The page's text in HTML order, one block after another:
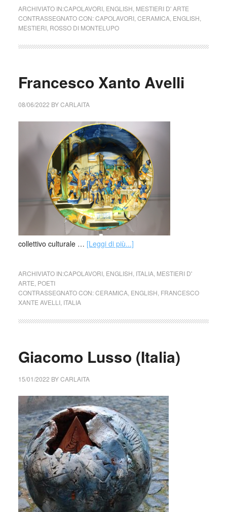
ARCHIVIATO IN:CAPOLAVORI, ENGLISH MESTIERI D' ARTE
CONTRASSEGNATO CON:CAPOLAVORI, CERAMICA, ENGLISH
MESTIERI, ROSSO DI MONTELUPO
Francesco Xanto Avelli
08/06/2022 BYCARLAITA
collettivo culturale … [Leggi di più...]
ARCHIVIATO IN:CAPOLAVORI, ENGLISH ITALIA, MESTIERI D'
ARTE POETI
CONTRASSEGNATO CON:CERAMICA, ENGLISH FRANCESCO
XANTE AVELLI, ITALIA
Giacomo Lusso (Italia)
15/01/2022 BYCARLAITA